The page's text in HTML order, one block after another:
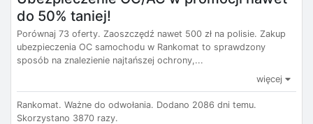
do 50% taniej!
Porównaj 73 oferty. Zaoszczędź nawet 500 zł na polisie. Zakup
ubezpieczenia OC samochodu w Rankomat to sprawdzony
sposób na znalezienie najtańszej ochrony,...
więcej
Rankomat. Ważne do odwołania. Dodano 2086 dni temu.
Skorzystano 3870 razy.